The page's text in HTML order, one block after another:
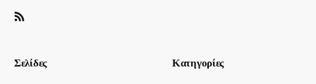
Σελίδες Κατηγορίες